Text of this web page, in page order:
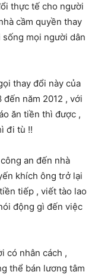
thực tế cho người
cầm quyền thay
mọi người dân
thay đổi này của
đến năm 2012 , với
ăn tiền thì được ,
đi tù !!
an đến nhà
khích ông trở lại
tiếp , viết tào lao
động gì đến việc
có nhân cách ,
thể bán lương tâm